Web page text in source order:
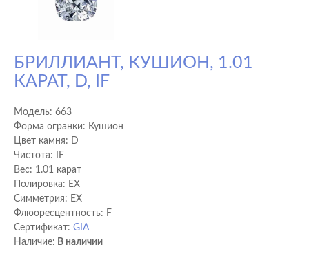
БРИЛЛИАНТ, КУШИОН, 1.01
КАРАТ, D, IF
Модель: 663
Форма огранки: Кушион
Цвет камня: D
Чистота: IF
Вес: 1.01 карат
Полировка: EX
Cимметрия: EX
Флюоресцентность: F
Сертификат: GIA
Наличие: В наличии